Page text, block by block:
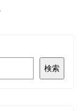
検索